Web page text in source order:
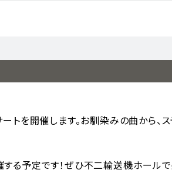
を開催します。お馴染みの曲から、ス
る予定です！ぜひ不二輸送機ホールで